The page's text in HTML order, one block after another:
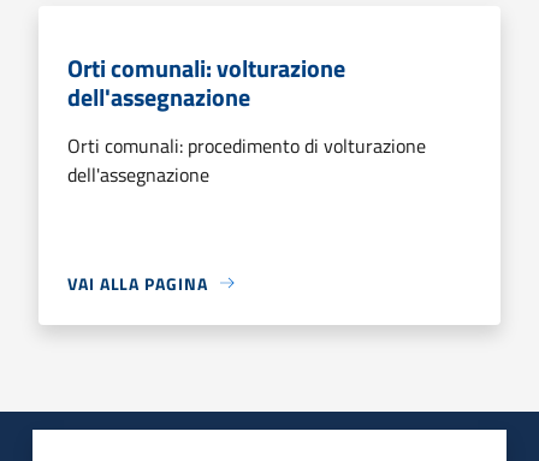
Orti comunali: volturazione
dell'assegnazione
Orti comunali: procedimento di volturazione
dell'assegnazione
VAI ALLA PAGINA